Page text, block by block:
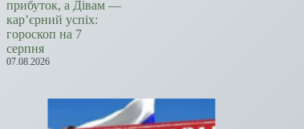
прибуток, а Дівам —
кар’єрний успіх:
гороскоп на 7
серпня
07.08.2026